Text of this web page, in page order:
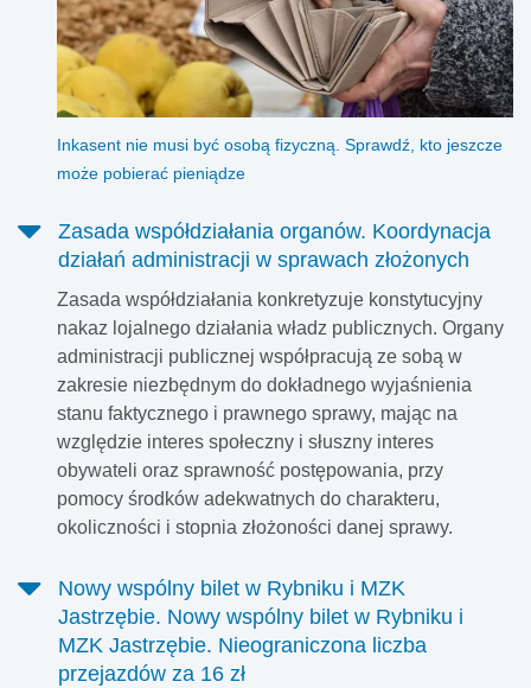
Inkasent nie musi być osobą fizyczną. Sprawdź, kto jeszcze
może pobierać pieniądze
Zasada współdziałania organów. Koordynacja
działań administracji w sprawach złożonych
Zasada współdziałania konkretyzuje konstytucyjny
nakaz lojalnego działania władz publicznych. Organy
administracji publicznej współpracują ze sobą w
zakresie niezbędnym do dokładnego wyjaśnienia
stanu faktycznego i prawnego sprawy, mając na
względzie interes społeczny i słuszny interes
obywateli oraz sprawność postępowania, przy
pomocy środków adekwatnych do charakteru,
okoliczności i stopnia złożoności danej sprawy.
Nowy wspólny bilet w Rybniku i MZK
Jastrzębie. Nowy wspólny bilet w Rybniku i
MZK Jastrzębie. Nieograniczona liczba
przejazdów za 16 zł